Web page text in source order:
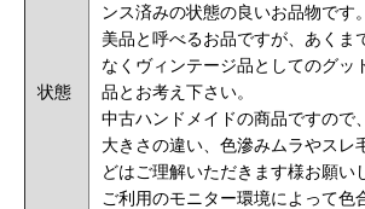
状態
ンス済みの状態の良いお品物です。
美品と呼べるお品ですが、あくま
なくヴィンテージ品としてのグッ
品とお考え下さい。
中古ハンドメイドの商品ですので
大きさの違い、色滲みムラやスレ
どはご理解いただきます様お願い
ご利用のモニター環境によって色